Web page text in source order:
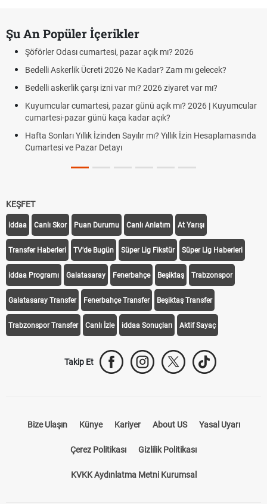
Şu An Popüler İçerikler
Şöförler Odası cumartesi, pazar açık mı? 2026
Bedelli Askerlik Ücreti 2026 Ne Kadar? Zam mı gelecek?
Bedelli askerlik çarşı izni var mı? 2026 ziyaret var mı?
Kuyumcular cumartesi, pazar günü açık mı? 2026 | Kuyumcular
cumartesi-pazar günü kaça kadar açık?
Hafta Sonları Yıllık İzinden Sayılır mı? Yıllık İzin Hesaplamasında
Cumartesi ve Pazar Detayı
KEŞFET
iddaa Canlı Skor Puan Durumu Canlı Anlatım At Yarışı
Transfer Haberleri TV'de Bugün Süper Lig Fikstür Süper Lig Haberleri
iddaa Programı Galatasaray Fenerbahçe Beşiktaş Trabzonspor
Galatasaray Transfer Fenerbahçe Transfer Beşiktaş Transfer
Trabzonspor Transfer Canlı İzle iddaa Sonuçları Aktif Sayaç
Takip Et
Bize Ulaşın Künye Kariyer About US Yasal Uyarı
Çerez Politikası Gizlilik Politikası
KVKK Aydınlatma Metni Kurumsal